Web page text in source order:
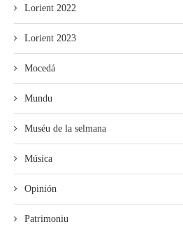
Lorient 2022
Lorient 2023
Mocedá
Mundu
Muséu de la selmana
Música
Opinión
Patrimoniu